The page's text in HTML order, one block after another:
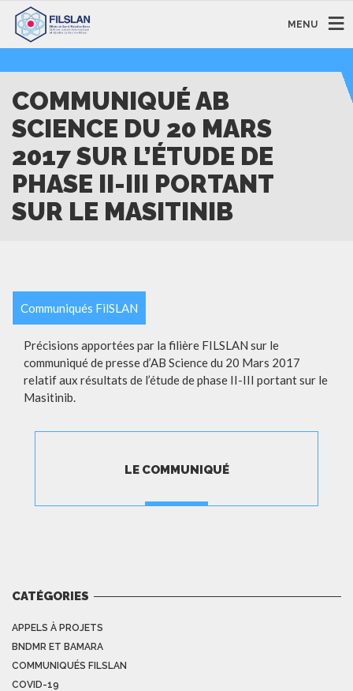
MENU
COMMUNIQUÉ AB
SCIENCE DU 20 MARS
2017 SUR L’ÉTUDE DE
PHASE II-III PORTANT
SUR LE MASITINIB
Communiqués FilSLAN
Précisions apportées par la filière FILSLAN sur le
communiqué de presse d’AB Science du 20 Mars 2017
relatif aux résultats de l’étude de phase II-III portant sur le
Masitinib.
LE COMMUNIQUÉ
CATÉGORIES
APPELS À PROJETS
BNDMR ET BAMARA
COMMUNIQUÉS FILSLAN
COVID-19